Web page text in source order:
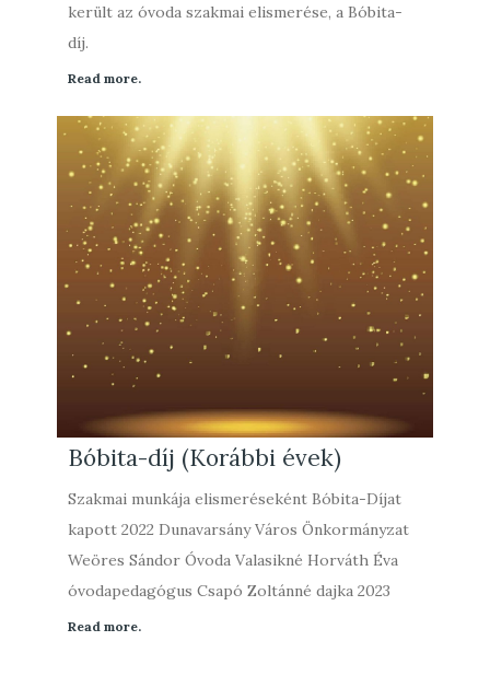
került az óvoda szakmai elismerése, a Bóbita-
díj.
Read more.
Bóbita-díj (Korábbi évek)
Szakmai munkája elismeréseként Bóbita-Díjat
kapott 2022 Dunavarsány Város Önkormányzat
Weöres Sándor Óvoda Valasikné Horváth Éva
óvodapedagógus Csapó Zoltánné dajka 2023
Read more.